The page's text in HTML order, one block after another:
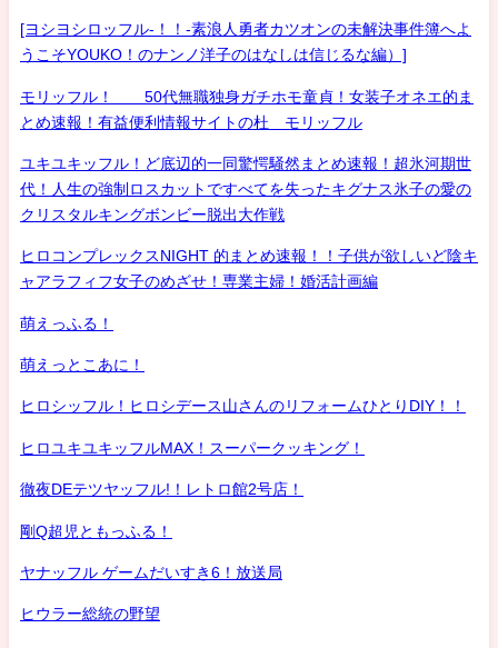
[ヨシヨシロッフル-！！-素浪人勇者カツオンの未解決事件簿へよ
うこそYOUKO！のナンノ洋子のはなしは信じるな編）]
モリッフル！ 50代無職独身ガチホモ童貞！女装子オネエ的ま
とめ速報！有益便利情報サイトの杜 モリッフル
ユキユキッフル！ど底辺的一同驚愕騒然まとめ速報！超氷河期世
代！人生の強制ロスカットですべてを失ったキグナス氷子の愛の
クリスタルキングボンビー脱出大作戦
ヒロコンプレックスNIGHT 的まとめ速報！！子供が欲しいど陰キ
ャアラフィフ女子のめざせ！専業主婦！婚活計画編
萌えっふる！
萌えっとこあに！
ヒロシッフル！ヒロシデース山さんのリフォームひとりDIY！！
ヒロユキユキッフルMAX！スーパークッキング！
徹夜DEテツヤッフル!！レトロ館2号店！
剛Q超児ともっふる！
ヤナッフル ゲームだいすき6！放送局
ヒウラー総統の野望